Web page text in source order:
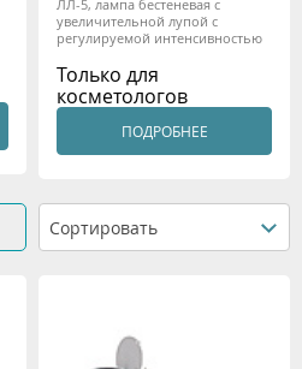
ЛЛ-5, лампа бестеневая с
увеличительной лупой с
регулируемой интенсивностью
Только для
косметологов
ПОДРОБНЕЕ
Сортировать